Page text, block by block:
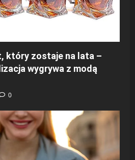
który zostaje na lata –
wygrywa z modą
0